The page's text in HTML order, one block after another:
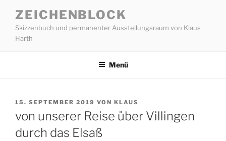
Inhalt
springen
ZEICHENBLOCK
Skizzenbuch und permanenter Ausstellungsraum von Klaus
Harth
Menü
VERÖFFENTLICHT
15. SEPTEMBER 2019 VON KLAUS
von unserer Reise über Villingen
durch das Elsaß